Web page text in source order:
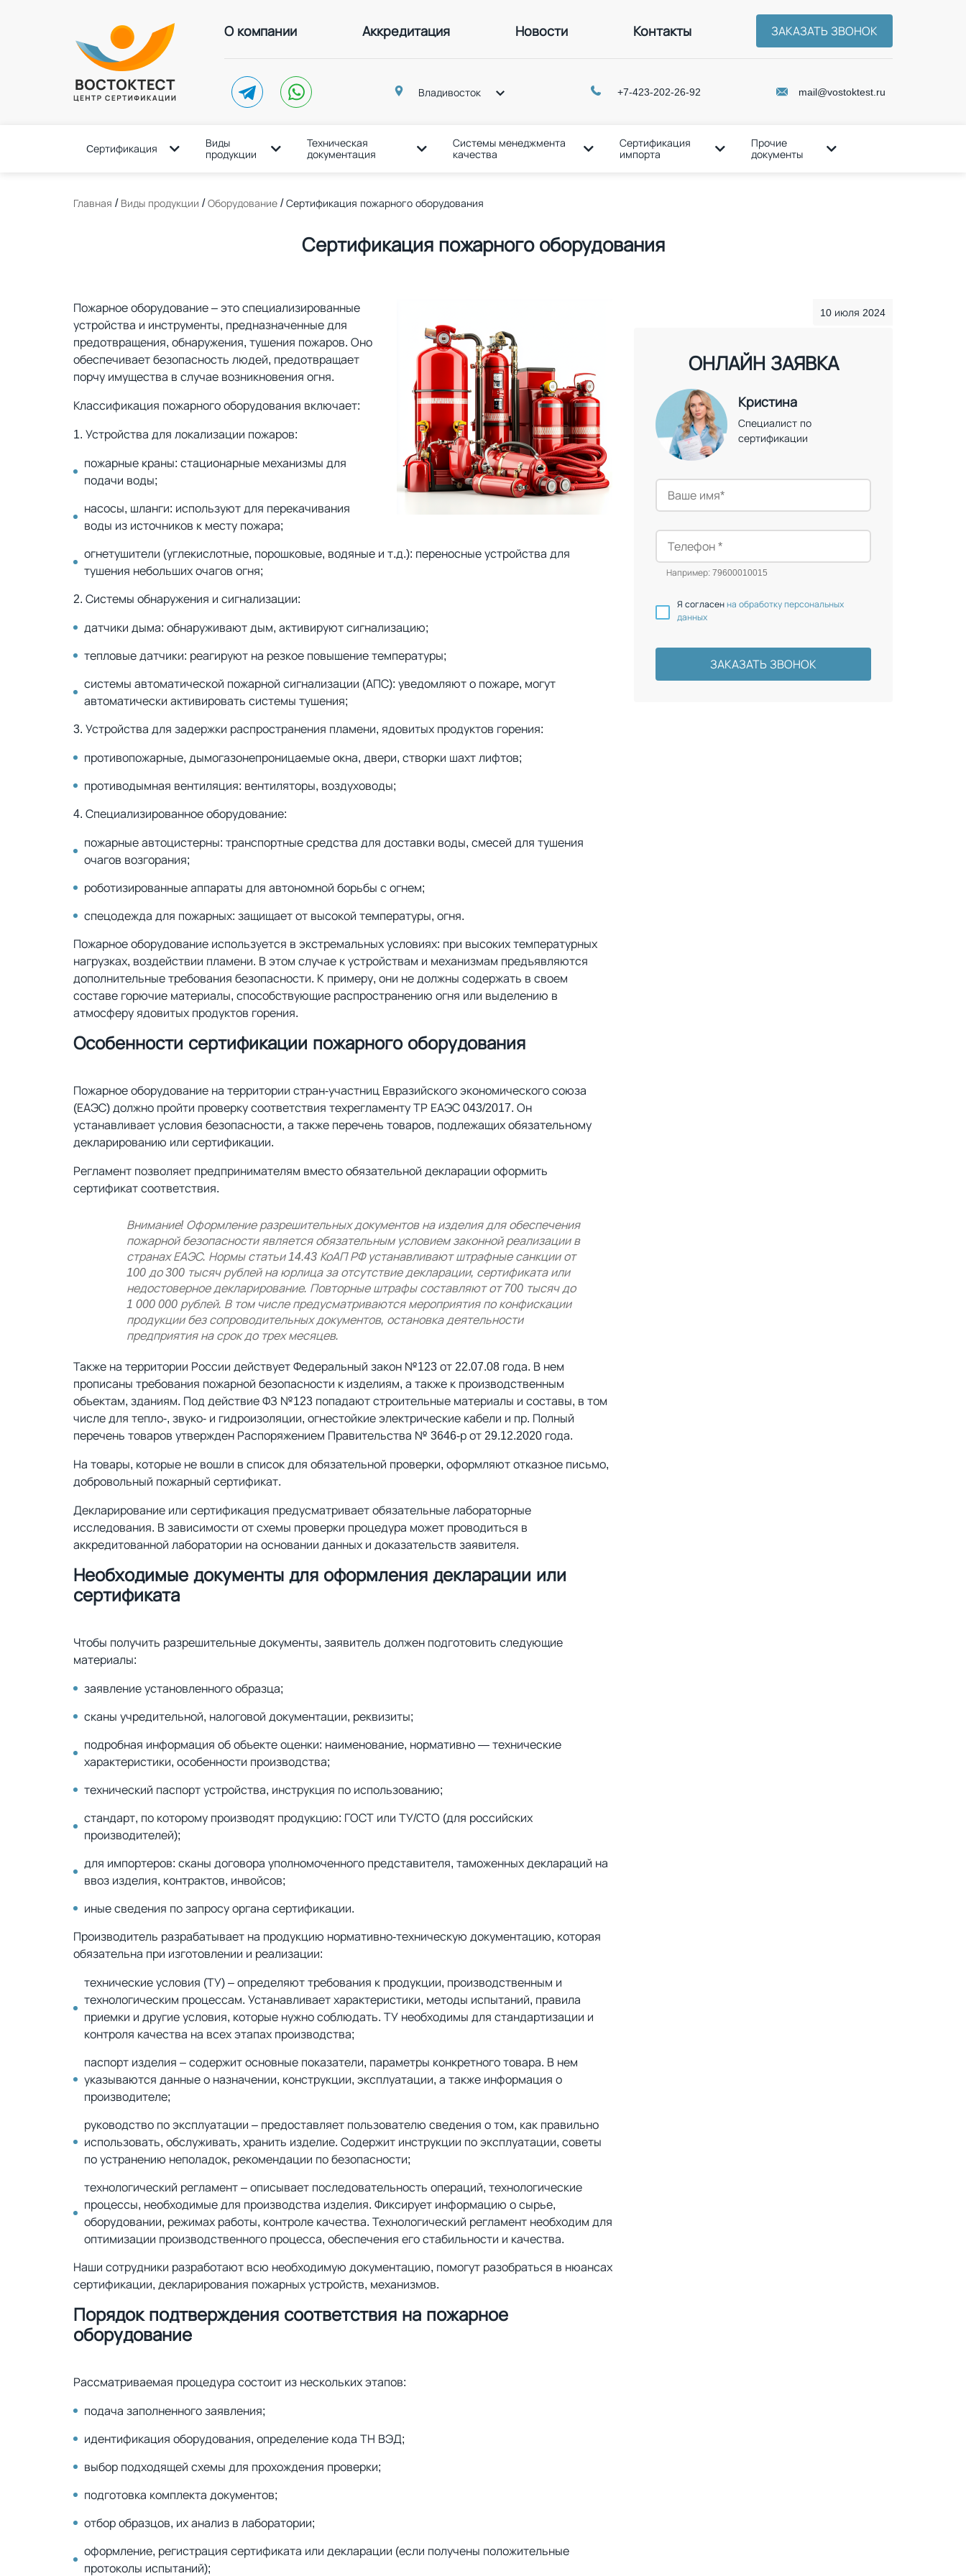
О компании Аккредитация Новости Контакты ЗАКАЗАТЬ ЗВОНОК
telegram whatsapp
Владивосток +7-423-202-26-92 mail@vostoktest.ru
Cертификация
Виды
продукции
Техническая
документация
Системы менеджмента
качества
Сертификация
импорта
Прочие
документы
Главная / Виды продукции /Оборудование /Сертификация пожарного оборудования
Сертификация пожарного оборудования
Пожарное оборудование – это специализированные
устройства и инструменты, предназначенные для
предотвращения, обнаружения, тушения пожаров. Оно
обеспечивает безопасность людей, предотвращает
порчу имущества в случае возникновения огня.
Классификация пожарного оборудования включает:
1. Устройства для локализации пожаров:
пожарные краны: стационарные механизмы для
подачи воды;
насосы, шланги: используют для перекачивания
воды из источников к месту пожара;
огнетушители (углекислотные, порошковые, водяные и т.д.): переносные устройства для
тушения небольших очагов огня;
2. Системы обнаружения и сигнализации:
датчики дыма: обнаруживают дым, активируют сигнализацию;
тепловые датчики: реагируют на резкое повышение температуры;
системы автоматической пожарной сигнализации (АПС): уведомляют о пожаре, могут
автоматически активировать системы тушения;
3. Устройства для задержки распространения пламени, ядовитых продуктов горения:
противопожарные, дымогазонепроницаемые окна, двери, створки шахт лифтов;
противодымная вентиляция: вентиляторы, воздуховоды;
4. Специализированное оборудование:
пожарные автоцистерны: транспортные средства для доставки воды, смесей для тушения
очагов возгорания;
роботизированные аппараты для автономной борьбы с огнем;
спецодежда для пожарных: защищает от высокой температуры, огня.
Пожарное оборудование используется в экстремальных условиях: при высоких температурных
нагрузках, воздействии пламени. В этом случае к устройствам и механизмам предъявляются
дополнительные требования безопасности. К примеру, они не должны содержать в своем
составе горючие материалы, способствующие распространению огня или выделению в
атмосферу ядовитых продуктов горения.
Особенности сертификации пожарного оборудования
Пожарное оборудование на территории стран-участниц Евразийского экономического союза
(ЕАЭС) должно пройти проверку соответствия техрегламенту ТР ЕАЭС 043/2017. Он
устанавливает условия безопасности, а также перечень товаров, подлежащих обязательному
декларированию или сертификации.
Регламент позволяет предпринимателям вместо обязательной декларации оформить
сертификат соответствия.
Внимание! Оформление разрешительных документов на изделия для обеспечения
пожарной безопасности является обязательным условием законной реализации в
странах ЕАЭС. Нормы статьи 14.43 КоАП РФ устанавливают штрафные санкции от
100 до 300 тысяч рублей на юрлица за отсутствие декларации, сертификата или
недостоверное декларирование. Повторные штрафы составляют от 700 тысяч до
1 000 000 рублей. В том числе предусматриваются мероприятия по конфискации
продукции без сопроводительных документов, остановка деятельности
предприятия на срок до трех месяцев.
Также на территории России действует Федеральный закон №123 от 22.07.08 года. В нем
прописаны требования пожарной безопасности к изделиям, а также к производственным
объектам, зданиям. Под действие ФЗ №123 попадают строительные материалы и составы, в том
числе для тепло-, звуко- и гидроизоляции, огнестойкие электрические кабели и пр. Полный
перечень товаров утвержден Распоряжением Правительства № 3646-р от 29.12.2020 года.
На товары, которые не вошли в список для обязательной проверки, оформляют отказное письмо,
добровольный пожарный сертификат.
Декларирование или сертификация предусматривает обязательные лабораторные
исследования. В зависимости от схемы проверки процедура может проводиться в
аккредитованной лаборатории на основании данных и доказательств заявителя.
Необходимые документы для оформления декларации или
сертификата
Чтобы получить разрешительные документы, заявитель должен подготовить следующие
материалы:
заявление установленного образца;
сканы учредительной, налоговой документации, реквизиты;
подробная информация об объекте оценки: наименование, нормативно — технические
характеристики, особенности производства;
технический паспорт устройства, инструкция по использованию;
стандарт, по которому производят продукцию: ГОСТ или ТУ/СТО (для российских
производителей);
для импортеров: сканы договора уполномоченного представителя, таможенных деклараций на
ввоз изделия, контрактов, инвойсов;
иные сведения по запросу органа сертификации.
Производитель разрабатывает на продукцию нормативно-техническую документацию, которая
обязательна при изготовлении и реализации:
технические условия (ТУ) – определяют требования к продукции, производственным и
технологическим процессам. Устанавливает характеристики, методы испытаний, правила
приемки и другие условия, которые нужно соблюдать. ТУ необходимы для стандартизации и
контроля качества на всех этапах производства;
паспорт изделия – содержит основные показатели, параметры конкретного товара. В нем
указываются данные о назначении, конструкции, эксплуатации, а также информация о
производителе;
руководство по эксплуатации – предоставляет пользователю сведения о том, как правильно
использовать, обслуживать, хранить изделие. Содержит инструкции по эксплуатации, советы
по устранению неполадок, рекомендации по безопасности;
технологический регламент – описывает последовательность операций, технологические
процессы, необходимые для производства изделия. Фиксирует информацию о сырье,
оборудовании, режимах работы, контроле качества. Технологический регламент необходим для
оптимизации производственного процесса, обеспечения его стабильности и качества.
Наши сотрудники разработают всю необходимую документацию, помогут разобраться в нюансах
сертификации, декларирования пожарных устройств, механизмов.
Порядок подтверждения соответствия на пожарное
оборудование
Рассматриваемая процедура состоит из нескольких этапов:
подача заполненного заявления;
идентификация оборудования, определение кода ТН ВЭД;
выбор подходящей схемы для прохождения проверки;
подготовка комплекта документов;
отбор образцов, их анализ в лаборатории;
оформление, регистрация сертификата или декларации (если получены положительные
протоколы испытаний);
10 июля 2024
ОНЛАЙН ЗАЯВКА
Кристина
Специалист по
сертификации
Например: 79600010015
Я согласенна обработку персональных
данных